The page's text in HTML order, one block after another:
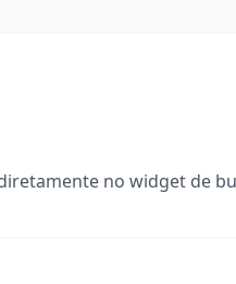
no widget de